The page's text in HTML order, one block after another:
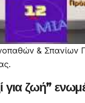
& Σπανίων
ζωή”